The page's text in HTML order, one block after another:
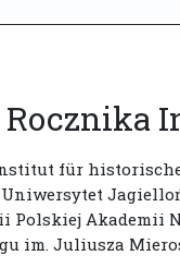
für
Uniwersytet
Polskiej Akademii
im. Juliusza